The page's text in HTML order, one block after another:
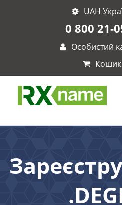
UAH
0 800 21-
Особистий
Кошик